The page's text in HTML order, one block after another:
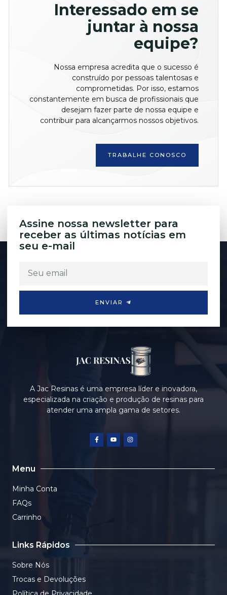
Interessado em se
juntar à nossa
equipe?​
Nossa empresa acredita que o sucesso é
construído por pessoas talentosas e
comprometidas. Por isso, estamos
constantemente em busca de profissionais que
desejam fazer parte de nossa equipe e
contribuir para alcançarmos nossos objetivos.
TRABALHE CONOSCO
Assine nossa newsletter para
receber as últimas notícias em
seu e-mail
ENVIAR
A Jac Resinas é uma empresa líder e inovadora,
especializada na criação e produção de resinas para
atender uma ampla gama de setores.
Menu
Minha Conta
FAQs
Carrinho
Links Rápidos
Sobre Nós
Trocas e Devoluções